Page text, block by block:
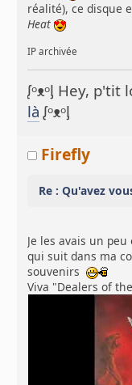
réalité), ce disque
Heat
IP archivée
ᶘᵒᴥᵒᶅ Hey,
là ᶘᵒᴥᵒᶅ
Firefly
Re : Qu'avez
Je les avais un
qui suit dans ma
souvenirs
Viva "Dealers of